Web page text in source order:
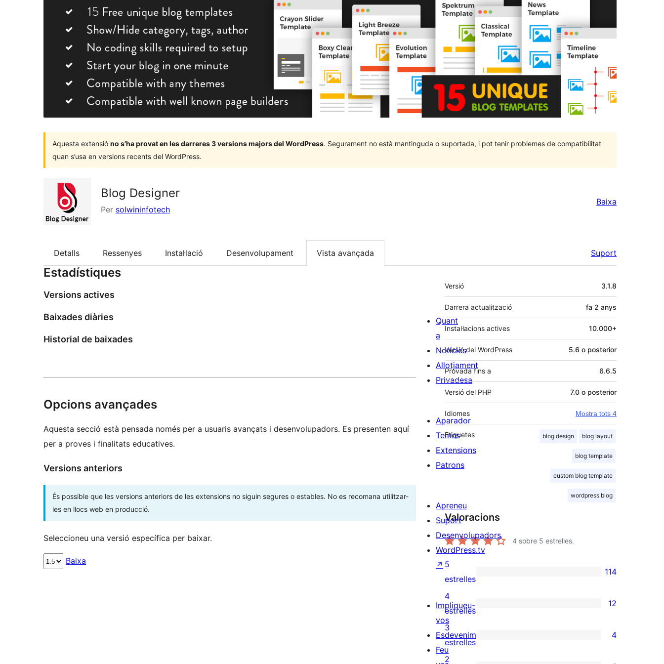
Aquesta extensió no s’ha provat en les darreres 3 versions majors del WordPress. Segurament no està mantinguda o suportada, i pot tenir problemes de compatibilitat
quan s’usa en versions recents del WordPress.
Blog Designer
Per solwininfotech
Baixa
Detalls Ressenyes Instal·lació Desenvolupament Vista avançada Suport
Estadístiques
Versions actives
Baixades diàries
Historial de baixades
Opcions avançades
Aquesta secció està pensada només per a usuaris avançats i desenvolupadors. Es presenten aquí
per a proves i finalitats educatives.
Versions anteriors
És possible que les versions anteriors de les extensions no siguin segures o estables. No es recomana utilitzar-
les en llocs web en producció.
Seleccioneu una versió específica per baixar.
Baixa
Meta
Versió 3.1.8
Darrera actualització fa 2 anys
Instal·lacions actives 10.000+
Versió del WordPress 5.6 o posterior
Provada fins a 6.6.5
Versió del PHP 7.0 o posterior
Idiomes Mostra tots 4
Etiquetes blog design blog layout
blog template
custom blog template
wordpress blog
Valoracions
4 sobre 5 estrelles.
114
valoracions
de
5
estrelles
5
estrelles
114
12
valoracions
de
4
4
estrelles
12
4
valoracions
3
estrelles
4
2
Quant
a
Notícies
Allotjament
Privadesa
Aparador
Temes
Extensions
Patrons
Apreneu
Suport
Desenvolupadors
WordPress.tv
↗
Impliqueu-
vos
Esdeveniments
Feu